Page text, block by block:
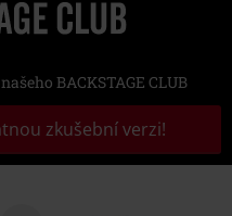
BACKSTAGE CLUB
zkušební verzi!